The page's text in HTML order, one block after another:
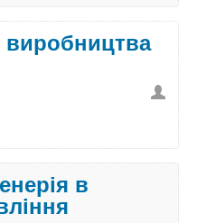
виробництва
в